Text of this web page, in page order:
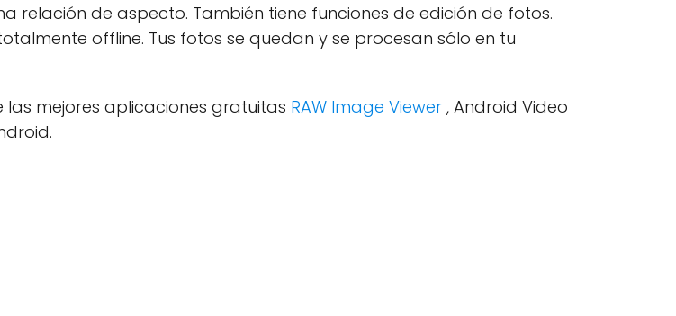
de aspecto. También tiene funciones de edición de fotos.
offline. Tus fotos se quedan y se procesan sólo en tu
las mejores aplicaciones gratuitas RAW Image Viewer , Android Video